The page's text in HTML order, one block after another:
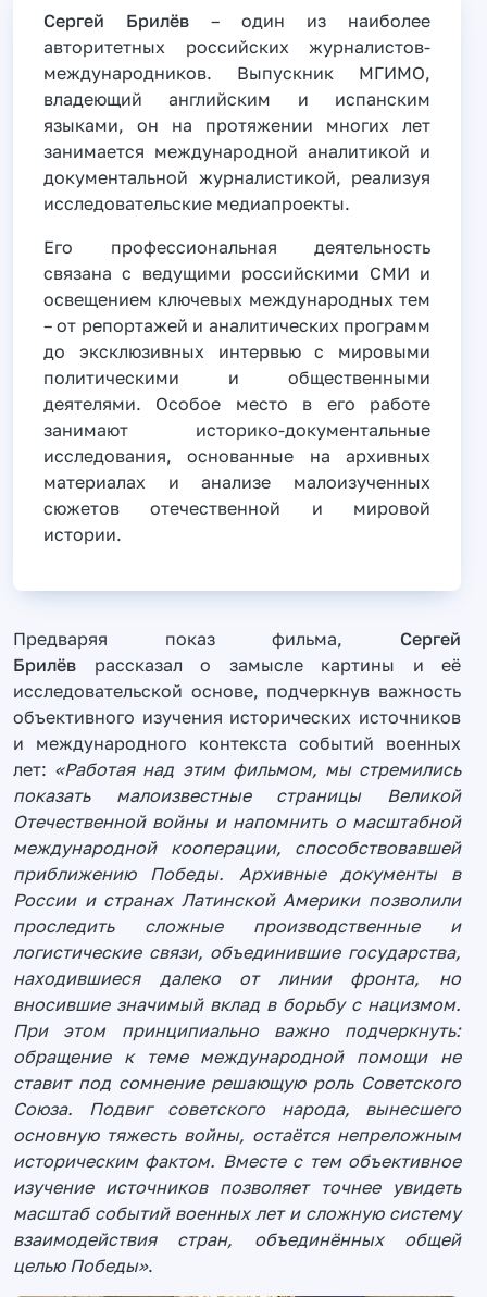
Сергей Брилёв – один из наиболее
авторитетных российских журналистов-
международников. Выпускник МГИМО,
владеющий английским и испанским
языками, он на протяжении многих лет
занимается международной аналитикой и
документальной журналистикой, реализуя
исследовательские медиапроекты.
Его профессиональная деятельность
связана с ведущими российскими СМИ и
освещением ключевых международных тем
– от репортажей и аналитических программ
до эксклюзивных интервью с мировыми
политическими и общественными
деятелями. Особое место в его работе
занимают историко-документальные
исследования, основанные на архивных
материалах и анализе малоизученных
сюжетов отечественной и мировой
истории.
Предваряя показ фильма, Сергей
Брилёв рассказал о замысле картины и её
исследовательской основе, подчеркнув важность
объективного изучения исторических источников
и международного контекста событий военных
лет: «Работая над этим фильмом, мы стремились
показать малоизвестные страницы Великой
Отечественной войны и напомнить о масштабной
международной кооперации, способствовавшей
приближению Победы. Архивные документы в
России и странах Латинской Америки позволили
проследить сложные производственные и
логистические связи, объединившие государства,
находившиеся далеко от линии фронта, но
вносившие значимый вклад в борьбу с нацизмом.
При этом принципиально важно подчеркнуть:
обращение к теме международной помощи не
ставит под сомнение решающую роль Советского
Союза. Подвиг советского народа, вынесшего
основную тяжесть войны, остаётся непреложным
историческим фактом. Вместе с тем объективное
изучение источников позволяет точнее увидеть
масштаб событий военных лет и сложную систему
взаимодействия стран, объединённых общей
целью Победы».